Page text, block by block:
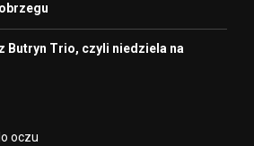
Butryn Trio, czyli niedziela na
oczu